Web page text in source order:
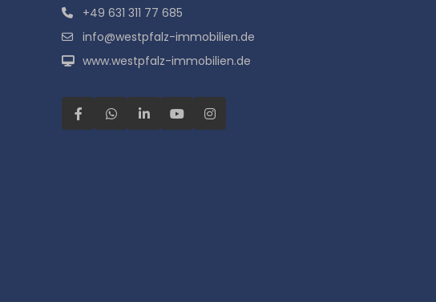
+49 631 311 77 685
info@westpfalz-immobilien.de
www.westpfalz-immobilien.de